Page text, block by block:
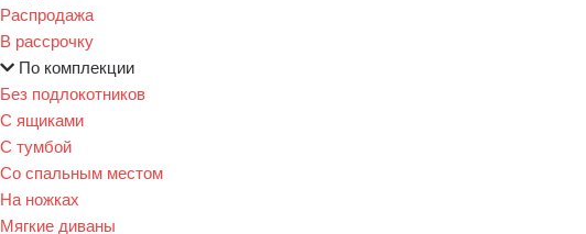
Распродажа
В рассрочку
По комплекции
Без подлокотников
С ящиками
С тумбой
Со спальным местом
На ножках
Мягкие диваны